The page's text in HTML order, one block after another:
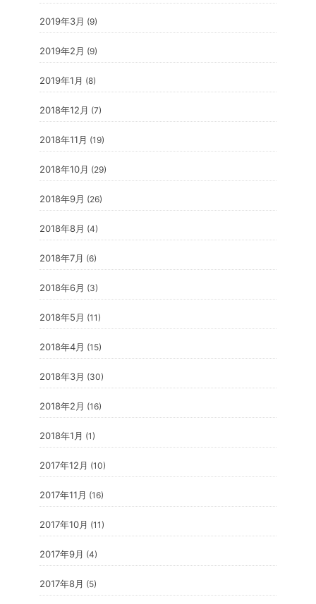
2019年3月 (9)
2019年2月 (9)
2019年1月 (8)
2018年12月 (7)
2018年11月 (19)
2018年10月 (29)
2018年9月 (26)
2018年8月 (4)
2018年7月 (6)
2018年6月 (3)
2018年5月 (11)
2018年4月 (15)
2018年3月 (30)
2018年2月 (16)
2018年1月 (1)
2017年12月 (10)
2017年11月 (16)
2017年10月 (11)
2017年9月 (4)
2017年8月 (5)